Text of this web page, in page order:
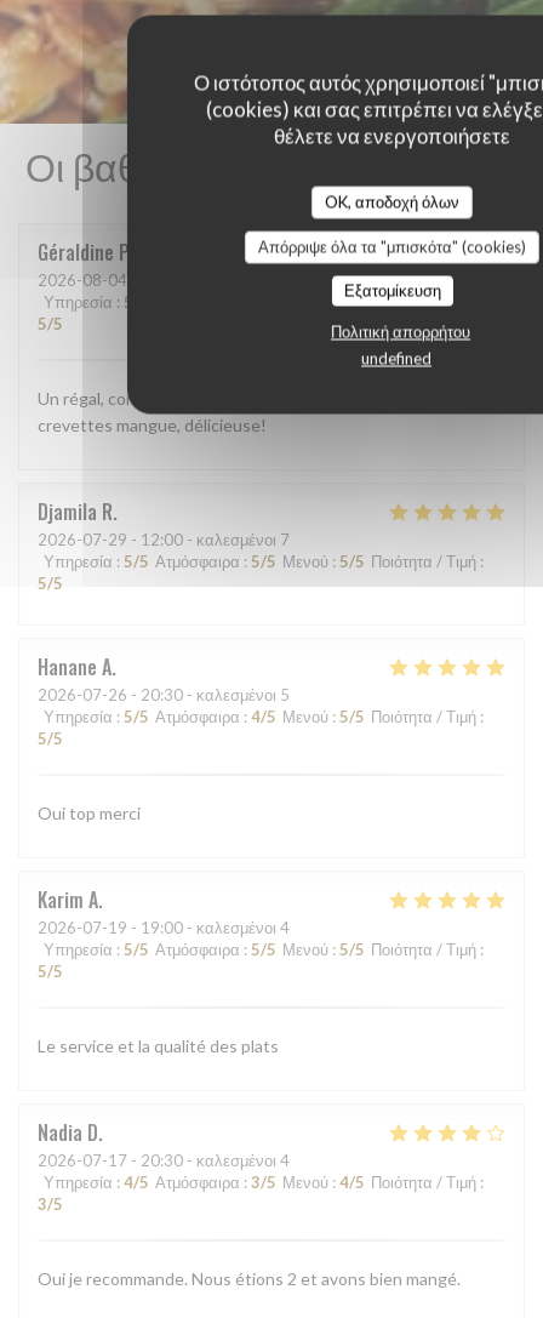
Ο ιστότοπος αυτός χρησιμοποιεί
(cookies) και σας επιτρέπει να
θέλετε να ενεργοποιήσετε
OK, αποδοχή όλων
Απόρριψε όλα τα "μπισκότα" (cookies)
Εξατομίκευση
Πολιτική απορρήτου
undefined
Οι βαθμολογίες πελατών μας
Géraldine P
2026-08-04
Υπηρεσία : 5 :5/5 Ποιότητα / Τιμή
5/5
Un régal, comme d'habitude. Cette fois ci j'ai pris la salade
crevettes mangue, délicieuse!
Djamila R
2026-07-29 - 12:00 - καλεσμένοι 7
Υπηρεσία : 5/5 Ατμόσφαιρα : 5/5 Μενού : 5/5 Ποιότητα / Τιμή :
5/5
Hanane A
2026-07-26 - 20:30 - καλεσμένοι 5
Υπηρεσία : 5/5 Ατμόσφαιρα : 4/5 Μενού : 5/5 Ποιότητα / Τιμή :
5/5
Oui top merci
Karim A
2026-07-19 - 19:00 - καλεσμένοι 4
Υπηρεσία : 5/5 Ατμόσφαιρα : 5/5 Μενού : 5/5 Ποιότητα / Τιμή :
5/5
Le service et la qualité des plats
Nadia D
2026-07-17 - 20:30 - καλεσμένοι 4
Υπηρεσία : 4/5 Ατμόσφαιρα : 3/5 Μενού : 4/5 Ποιότητα / Τιμή :
3/5
Oui je recommande. Nous étions 2 et avons bien mangé.